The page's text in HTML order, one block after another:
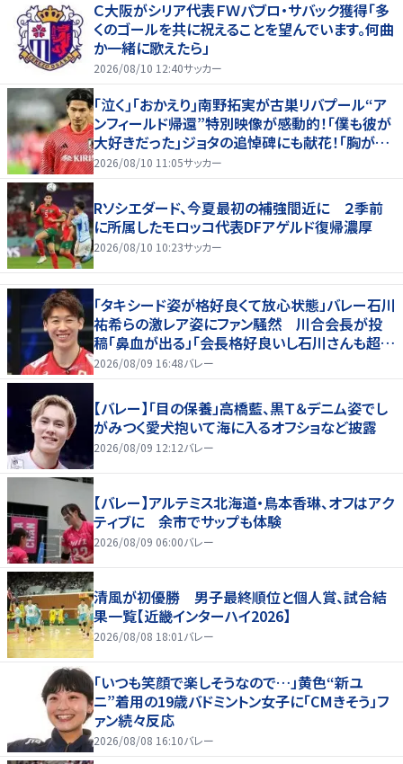
Ｃ大阪がシリア代表ＦＷパブロ・サバック獲得「多
くのゴールを共に祝えることを望んでいます。何曲
か一緒に歌えたら」
2026/08/10 12:40サッカー
｢泣く｣｢おかえり｣南野拓実が古巣リバプール“ア
ンフィールド帰還”特別映像が感動的！｢僕も彼が
大好きだった｣ジョタの追悼碑にも献花！｢胸が熱
くなります…｣
2026/08/10 11:05サッカー
Rソシエダード、今夏最初の補強間近に ２季前
に所属したモロッコ代表DFアゲルド復帰濃厚
2026/08/10 10:23サッカー
「タキシード姿が格好良くて放心状態」バレー石川
祐希らの激レア姿にファン騒然 川合会長が投
稿「鼻血が出る」「会長格好良いし石川さんも超格
好いい」
2026/08/09 16:48バレー
【バレー】「目の保養」高橋藍、黒Ｔ＆デニム姿でし
がみつく愛犬抱いて海に入るオフショなど披露
2026/08/09 12:12バレー
【バレー】アルテミス北海道・鳥本香琳、オフはアク
ティブに 余市でサップも体験
2026/08/09 06:00バレー
清風が初優勝 男子最終順位と個人賞、試合結
果一覧【近畿インターハイ2026】
2026/08/08 18:01 バレー
「いつも笑顔で楽しそうなので…」黄色“新ユ
ニ”着用の19歳バドミントン女子に「CMきそう」フ
ァン続々反応
2026/08/08 16:10バレー